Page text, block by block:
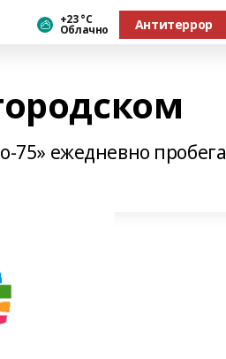
+23 °С
Облачно Антитеррор
ежедневно